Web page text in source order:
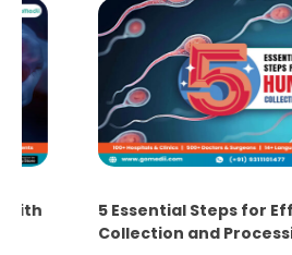
5 Essential Steps for
Collection and Processing